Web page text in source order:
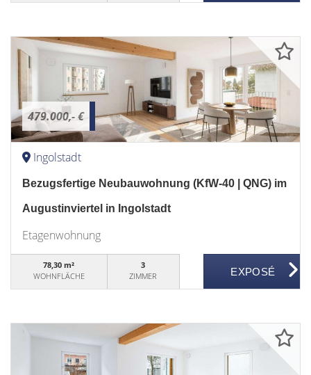
479.000,- €
Ingolstadt
Bezugsfertige Neubauwohnung (KfW-40 | QNG) im
Augustinviertel in Ingolstadt
Etagenwohnung
78,30 m²
WOHNFLÄCHE
3
ZIMMER